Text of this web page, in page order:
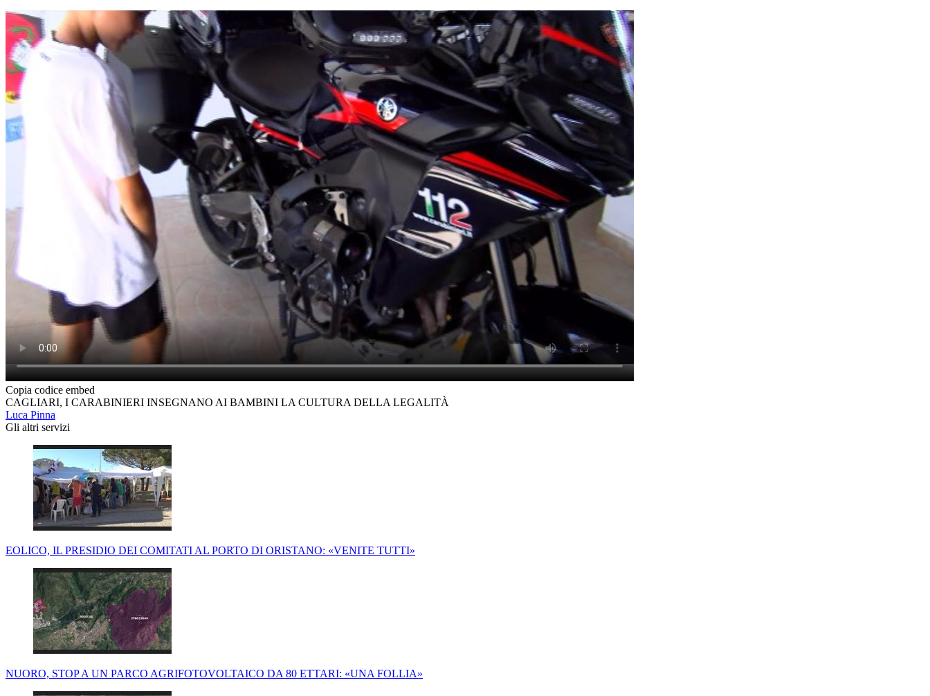
Copia codice embed
CAGLIARI, I CARABINIERI INSEGNANO AI BAMBINI LA CULTURA DELLA LEGALITÀ
Luca Pinna
Gli altri servizi
EOLICO, IL PRESIDIO DEI COMITATI AL PORTO DI ORISTANO: «VENITE TUTTI»
NUORO, STOP A UN PARCO AGRIFOTOVOLTAICO DA 80 ETTARI: «UNA FOLLIA»